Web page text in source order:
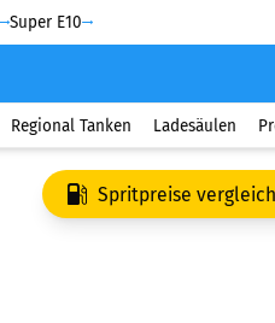
Super E10
Regional Tanken Ladesäulen
Spritpreise